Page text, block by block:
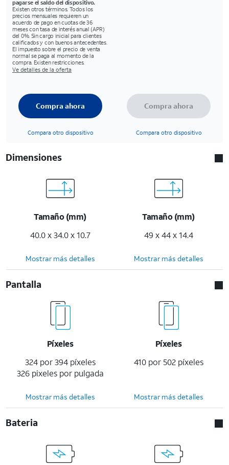
pagarse el saldo del dispositivo.
Existen otros términos. Todos los
precios mensuales requieren un
acuerdo de pago en cuotas de 36
meses con tasa de interés anual (APR)
del 0%. Sin cargo inicial para clientes
calificados y con buenos antecedentes.
El impuesto sobre el precio de venta
normal se paga al momento de la
compra. Existen restricciones.
Ve detalles de la oferta
Compra ahora
Compara otro dispositivo
Compra ahora
Compara otro dispositivo
Dimensiones
Tamaño (mm)
40.0 x 34.0 x 10.7
Tamaño (mm)
49 x 44 x 14.4
Mostrar más detalles Mostrar más detalles
Pantalla
Píxeles
324 por 394 píxeles
326 pixeles por pulgada
Píxeles
410 por 502 píxeles
Mostrar más detalles Mostrar más detalles
Bateria